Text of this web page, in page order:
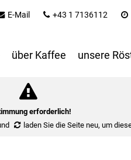
erforderlich!
laden Sie die Seite neu, um
E-Mail +43 1 7136112
über Kaffee unsere